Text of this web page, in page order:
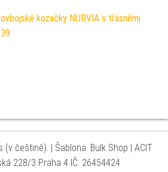
kozačky NURVIA s třásněmi
(v češtině). | Šablona: Bulk Shop | ACIT
228/3 Praha 4 IČ: 26454424